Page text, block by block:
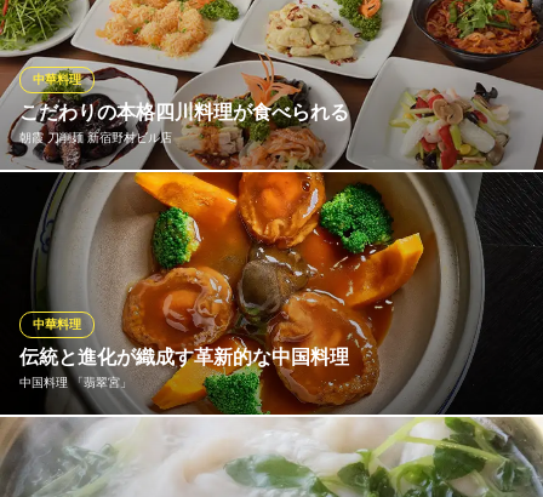
ナーにおすすめ。香港の点心師が皮から手作りする絶品の点心は
もちろん、人気の一品メニューからデザートまでお腹いっぱい満
喫できます！お酒が進む中華料理のコースでご宴会はいかがです
か？
中華料理 チャイナムーン＜霞月樓＞ 新宿三丁目店
点心師が作る本場の点心
ＪＲ新宿駅東口 徒歩1分
東京都新宿区新宿3-34-16 池田プラザビル5F
こだわりの本格四川料理が食べられる
朝霞 刀削麺 新宿野村ビル店
中華料理
当店の料理長は四川省成都市出身。さらに名古屋の有名中華料理
レストランにて料理長の経験を持っています。そんな料理長の本
格中華を一人でも多くのお客様に召し上がって頂きたい為、お値
段はできるだけリーズナブルな価格でご提供しております。事前
にお電話いただくことで通常の数十倍辛いお料理を出すことも可
能です。
朝霞 刀削麺 新宿野村ビル店
京王新線新宿駅 徒歩4分
東京都新宿区西新宿1-26-2 新宿野村ビルB2F
伝統と進化が織成す革新的な中国料理
中国料理 「翡翠宮」
中華料理
食材の滋味を活かした香り高い料理や紹興酒をはじめ、種類豊富
な飲物とともに味わう、至福のひとときをお過ごしください。